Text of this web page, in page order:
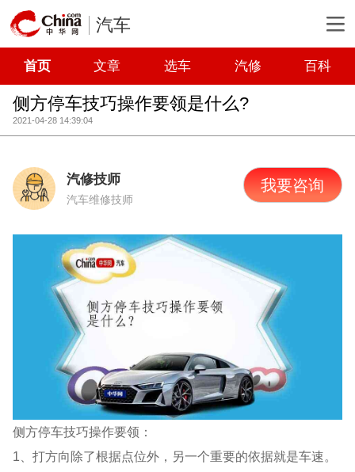
汽车
首页 文章 选车 汽修 百科
侧方停车技巧操作要领是什么?
2021-04-28 14:39:04
汽修技师
汽车维修技师
我要咨询
侧方停车技巧操作要领：
1、打方向除了根据点位外，另一个重要的依据就是车速。